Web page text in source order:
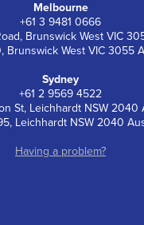
Melbourne
+61 3 9481 0666
Brunswick West VIC
Brunswick West VIC 3055
Sydney
+61 2 9569 4522
St, Leichhardt NSW 2040
Leichhardt NSW 2040
Having a problem?